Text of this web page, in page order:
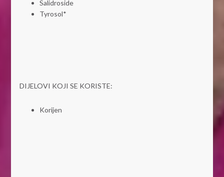
Salidroside
Tyrosol*
DIJELOVI KOJI SE KORISTE:
Korijen